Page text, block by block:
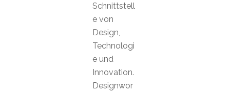
Schnittstell
e von
Design,
Technologi
e und
Innovation.
Designwor